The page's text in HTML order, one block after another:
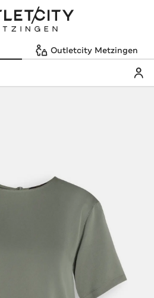
Outletcity Metzingen